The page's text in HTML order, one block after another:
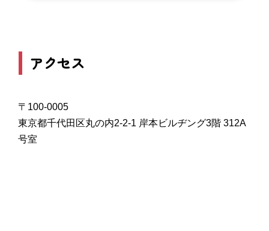
アクセス
〒100-0005
東京都千代田区丸の内2-2-1 岸本ビルヂング3階 312A
号室